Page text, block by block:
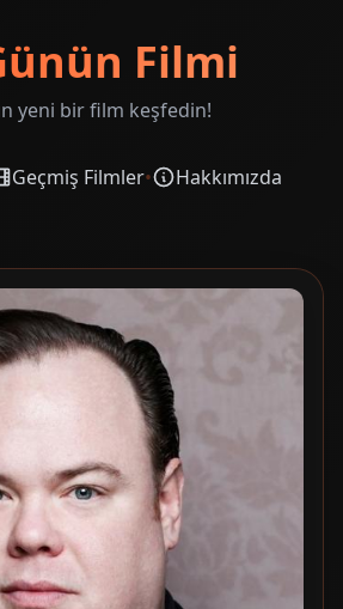
Filmi
yeni bir film keşfedin!
Geçmiş Filmler• Hakkımızda